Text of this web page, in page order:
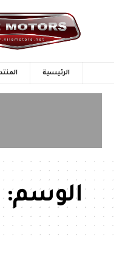
الرئيسية
الوسم: